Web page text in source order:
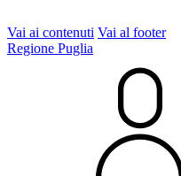
Vai ai contenuti Vai al footer
Regione Puglia